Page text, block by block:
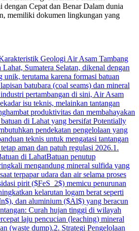
dengan Cepat dan Benar Dalam dunia
memiliki dokumen lingkungan yang